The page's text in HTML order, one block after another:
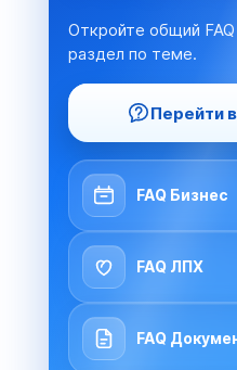
Откройте общий
раздел по теме.
Перейти
FAQ Бизнес
FAQ ЛПХ
FAQ